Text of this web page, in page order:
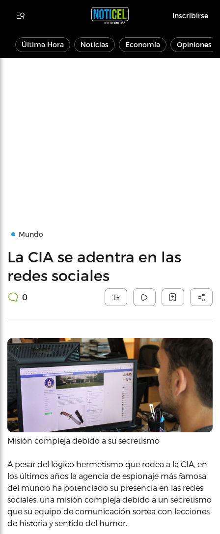
Inscribirse
Última Hora Noticias Economía Opiniones
Mundo
La CIA se adentra en las
redes sociales
0
Misión compleja debido a su secretismo
A pesar del lógico hermetismo que rodea a la CIA, en
los últimos años la agencia de espionaje más famosa
del mundo ha potenciado su presencia en las redes
sociales, una misión compleja debido a un secretismo
que su equipo de comunicación sortea con lecciones
de historia y sentido del humor.